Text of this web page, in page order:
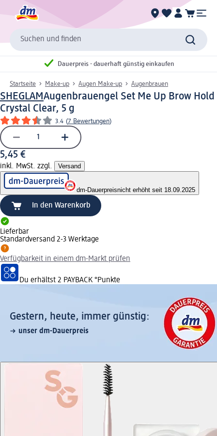
Suchen und finden
Dauerpreis - dauerhaft günstig einkaufen
Startseite Make-up Augen Make-up Augenbrauen
SHEGLAMAugenbrauengel Set Me Up Brow Hold
Crystal Clear, 5 g
3.4 (7 Bewertungen)
5,45 €
inkl. MwSt. zzgl. Versand
dm-Dauerpreisnicht erhöht seit 18.09.2025
In den Warenkorb
Lieferbar
Standardversand 2-3 Werktage
Verfügbarkeit in einem dm-Markt prüfen
Du erhältst 2 PAYBACK °Punkte
Gestern, heute, immer günstig:
unser dm-Dauerpreis